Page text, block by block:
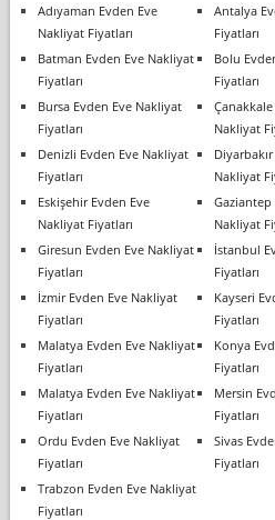
Adıyaman Evden Eve
Nakliyat Fiyatları
Antalya
Fiyatları
Batman Evden Eve Nakliyat
Fiyatları
Bolu
Fiyatları
Bursa Evden Eve Nakliyat
Fiyatları
Nakliyat
Denizli Evden Eve Nakliyat
Fiyatları
Nakliyat
Eskişehir Evden Eve
Nakliyat Fiyatları
Gaziantep
Nakliyat
Giresun Evden Eve Nakliyat
Fiyatları
İstanbul
Fiyatları
İzmir Evden Eve Nakliyat
Fiyatları
Kayseri
Fiyatları
Malatya Evden Eve Nakliyat
Fiyatları
Konya
Fiyatları
Malatya Evden Eve Nakliyat
Fiyatları
Mersin
Fiyatları
Ordu Evden Eve Nakliyat
Fiyatları
Sivas
Fiyatları
Trabzon Evden Eve Nakliyat
Fiyatları